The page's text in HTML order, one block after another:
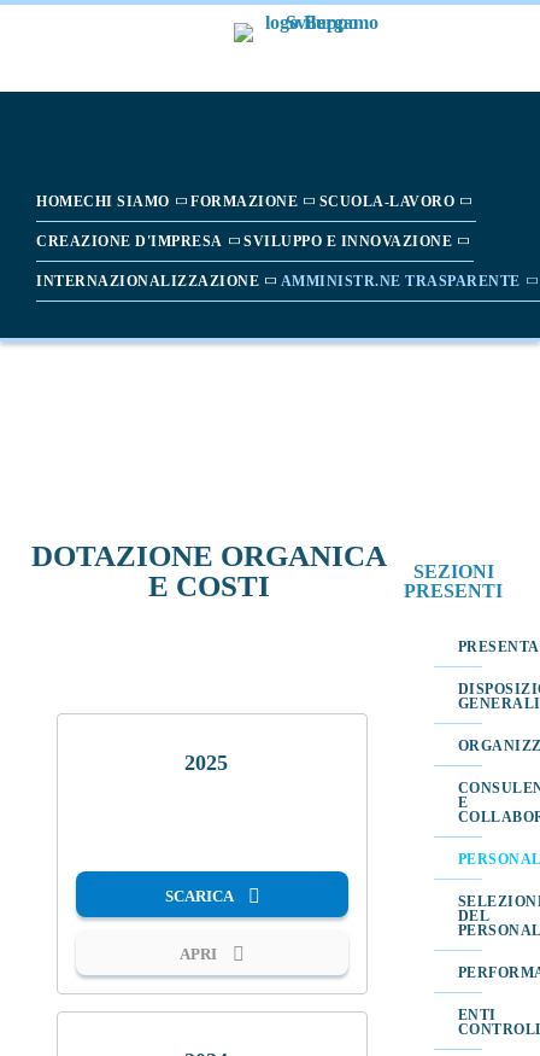
HOMECHI SIAMO FORMAZIONE SCUOLA-LAVORO
CREAZIONE D'IMPRESA SVILUPPO E INNOVAZIONE
INTERNAZIONALIZZAZIONE AMMINISTR.NE TRASPARENTE
DOTAZIONE ORGANICA
E COSTI
2025
SCARICA
APRI
SEZIONI
PRESENTI
GENERALI
E
DEL
ENTI